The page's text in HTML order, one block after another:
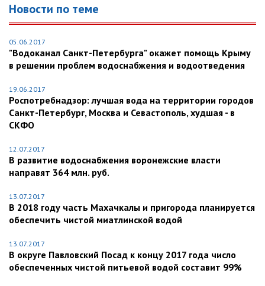
Новости по теме
05.06.2017
"Водоканал Санкт-Петербурга" окажет помощь Крыму
в решении проблем водоснабжения и водоотведения
19.06.2017
Роспотребнадзор: лучшая вода на территории городов
Санкт-Петербург, Москва и Севастополь, худшая - в
СКФО
12.07.2017
В развитие водоснабжения воронежские власти
направят 364 млн. руб.
13.07.2017
В 2018 году часть Махачкалы и пригорода планируется
обеспечить чистой миатлинской водой
13.07.2017
В округе Павловский Посад к концу 2017 года число
обеспеченных чистой питьевой водой составит 99%